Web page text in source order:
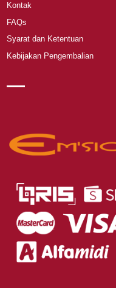
Kontak
FAQs
Syarat dan Ketentuan
Kebijakan Pengembalian